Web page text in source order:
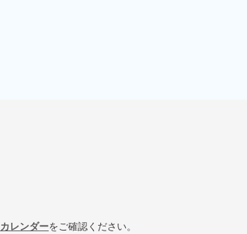
カレンダーをご確認ください。